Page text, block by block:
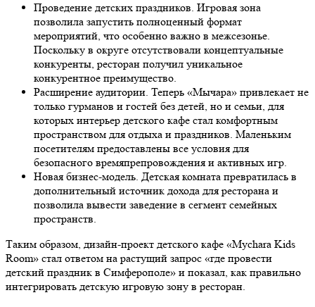
Проведение детских праздников. Игровая зона
позволила запустить полноценный формат
мероприятий, что особенно важно в межсезонье.
Поскольку в округе отсутствовали концептуальные
конкуренты, ресторан получил уникальное
конкурентное преимущество.
Расширение аудитории. Теперь «Мычара» привлекает не
только гурманов и гостей без детей, но и семьи, для
которых интерьер детского кафе стал комфортным
пространством для отдыха и праздников. Маленьким
посетителям предоставлены все условия для
безопасного времяпрепровождения и активных игр.
Новая бизнес-модель. Детская комната превратилась в
дополнительный источник дохода для ресторана и
позволила вывести заведение в сегмент семейных
пространств.
Таким образом, дизайн-проект детского кафе «Mychara Kids
Room» стал ответом на растущий запрос «где провести
детский праздник в Симферополе» и показал, как правильно
интегрировать детскую игровую зону в ресторан.